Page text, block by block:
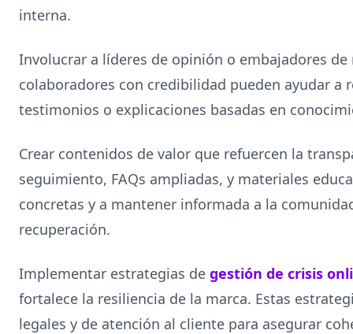
interna.
Involucrar a líderes de opinión o embajadores
colaboradores con credibilidad pueden ayudar a
testimonios o explicaciones basadas en
Crear contenidos de valor que refuercen la
seguimiento, FAQs ampliadas, y materiales
concretas y a mantener informada a la
recuperación.
Implementar estrategias de gestión de crisis
fortalece la resiliencia de la marca. Estas
legales y de atención al cliente para asegurar